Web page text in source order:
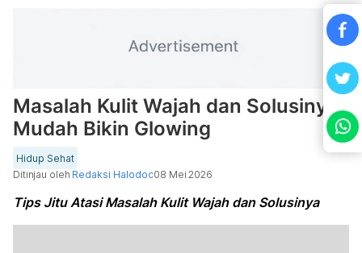
Masalah Kulit Wajah dan Solusinya
Mudah Bikin Glowing
Hidup Sehat
Ditinjau oleh Redaksi Halodoc08 Mei 2026
Tips Jitu Atasi Masalah Kulit Wajah dan Solusinya